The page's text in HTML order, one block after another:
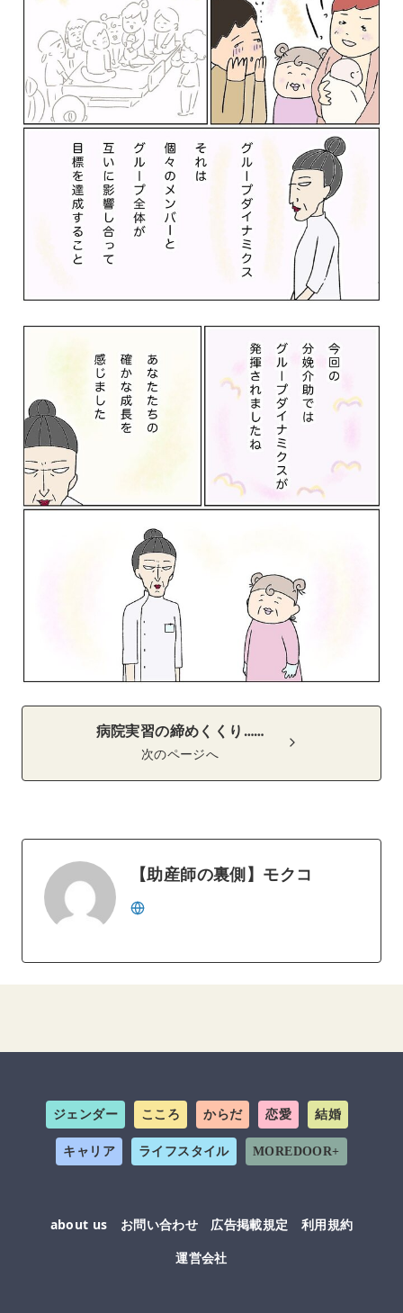
病院実習の締めくくり……
次のページへ
【助産師の裏側】モクコ
ジェンダー こころ からだ 恋愛 結婚
キャリア ライフスタイル MOREDOOR+
about us お問い合わせ 広告掲載規定
利用規約
運営会社